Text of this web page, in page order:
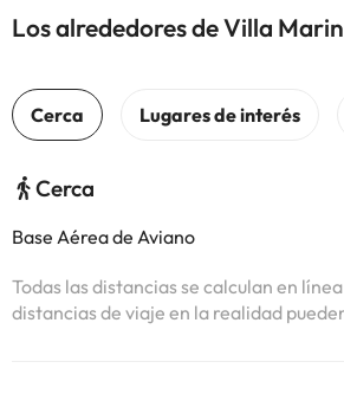
Los alrededores de Villa
Cerca
Base Aérea de Aviano
Todas las distancias se calculan en
distancias de viaje en la realidad